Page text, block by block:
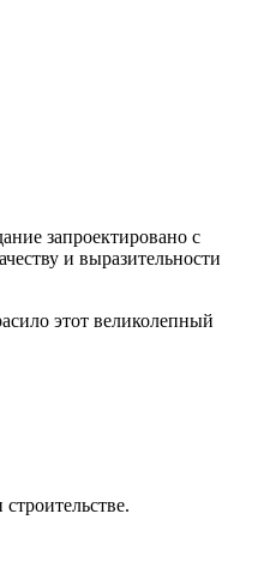
запроектировано с
и выразительности
этот великолепный